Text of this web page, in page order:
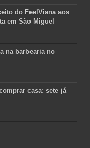
do FeelViana aos
em São Miguel
na barbearia no
casa: sete já